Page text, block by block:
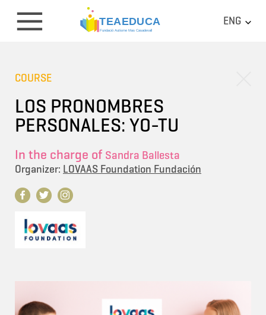
ENG
COURSE
LOS PRONOMBRES
PERSONALES: YO-TU
In the charge of Sandra Ballesta
Organizer: LOVAAS Foundation Fundación